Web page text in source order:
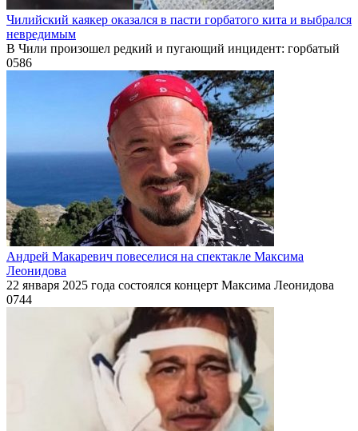
Чилийский каякер оказался в пасти горбатого кита и выбрался
невредимым
В Чили произошел редкий и пугающий инцидент: горбатый
0586
Андрей Макаревич повеселися на спектакле Максима
Леонидова
22 января 2025 года состоялся концерт Максима Леонидова
0744